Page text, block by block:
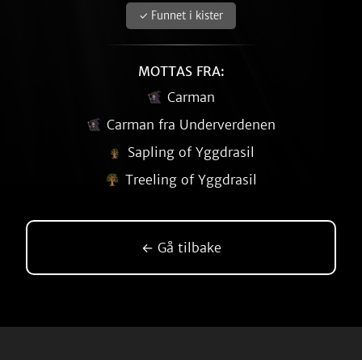
✓ Funnet i kister
MOTTAS FRA:
Carman
Carman fra Underverdenen
Sapling of Yggdrasil
Treeling of Yggdrasil
← Gå tilbake